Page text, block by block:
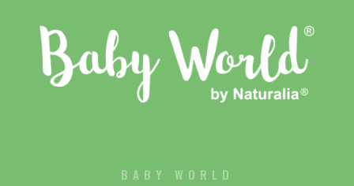
BABY WORLD